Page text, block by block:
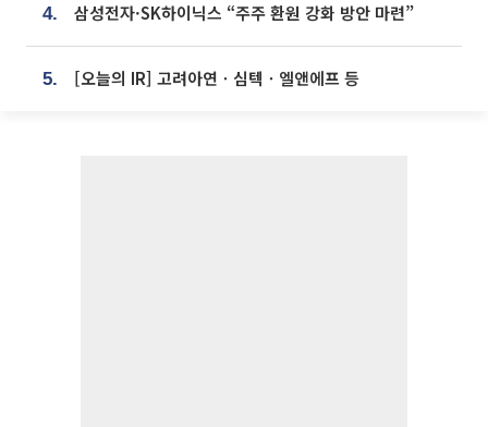
4. 삼성전자·SK하이닉스 “주주 환원 강화 방안 마련”
5. [오늘의 IR] 고려아연ㆍ심텍ㆍ엘앤에프 등